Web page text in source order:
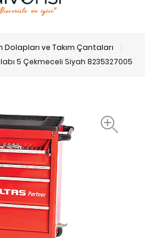
Dolapları ve Takım Çantaları
5 Çekmeceli Siyah 8235327005